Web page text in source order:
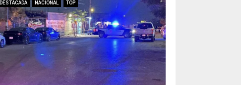
DESTACADA NACIONAL TOP